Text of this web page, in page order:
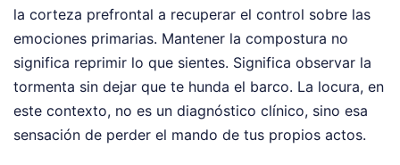
la corteza prefrontal a recuperar el control sobre las
emociones primarias. Mantener la compostura no
significa reprimir lo que sientes. Significa observar la
tormenta sin dejar que te hunda el barco. La locura, en
este contexto, no es un diagnóstico clínico, sino esa
sensación de perder el mando de tus propios actos.